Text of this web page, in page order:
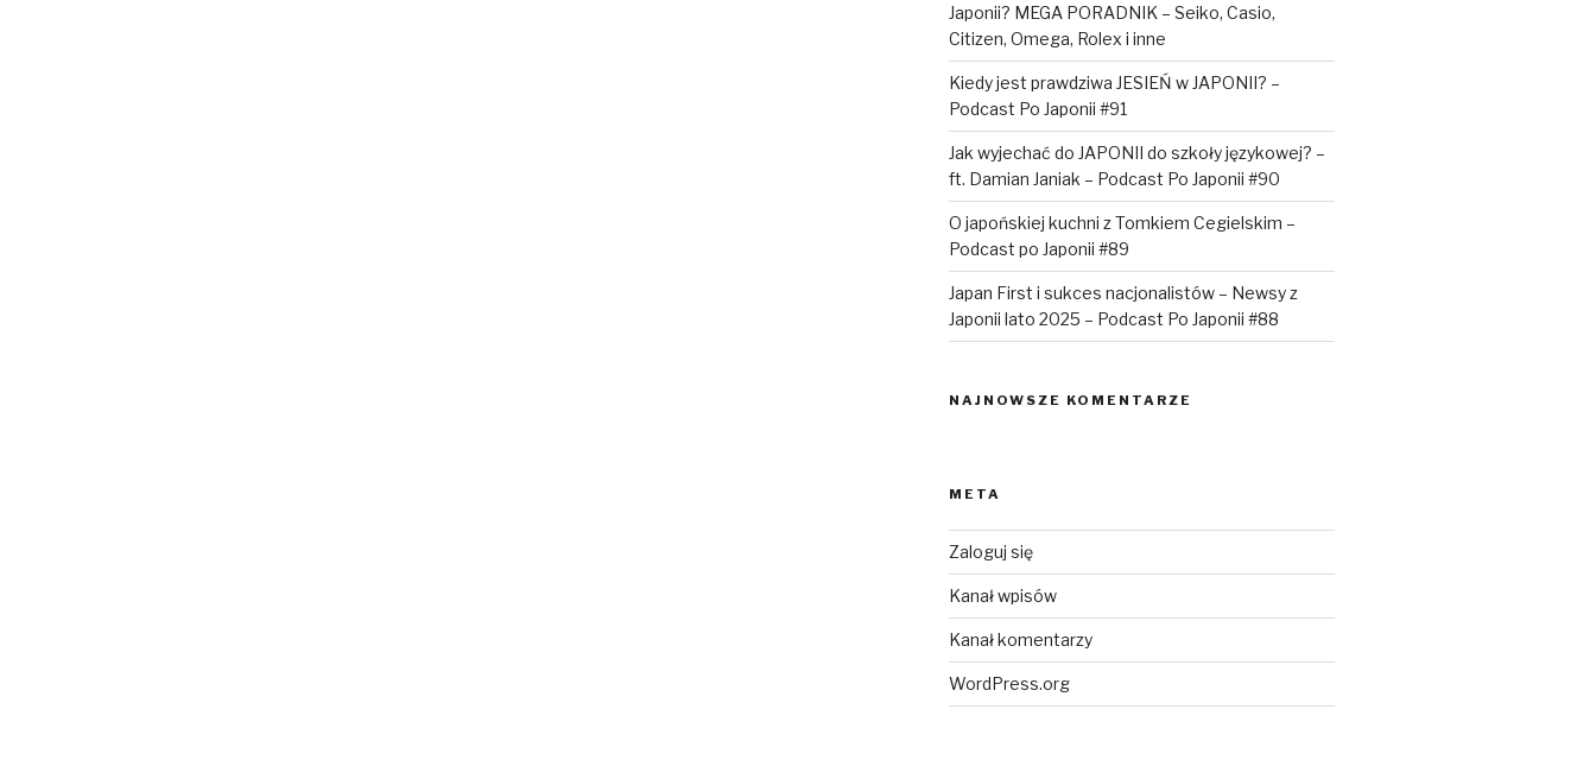
Japonii? MEGA PORADNIK – Seiko, Casio,
Citizen, Omega, Rolex i inne
Kiedy jest prawdziwa JESIEŃ w JAPONII? –
Podcast Po Japonii #91
Jak wyjechać do JAPONII do szkoły językowej? –
ft. Damian Janiak – Podcast Po Japonii #90
O japońskiej kuchni z Tomkiem Cegielskim –
Podcast po Japonii #89
Japan First i sukces nacjonalistów – Newsy z
Japonii lato 2025 – Podcast Po Japonii #88
NAJNOWSZE KOMENTARZE
META
Zaloguj się
Kanał wpisów
Kanał komentarzy
WordPress.org